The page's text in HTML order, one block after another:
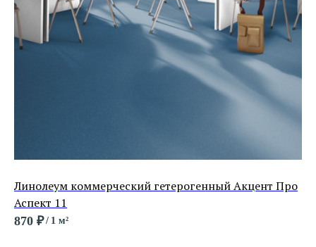
Линолеум коммерческий гетерогенный Акцент Про
Аспект 11
870 ₽/ 1 м²